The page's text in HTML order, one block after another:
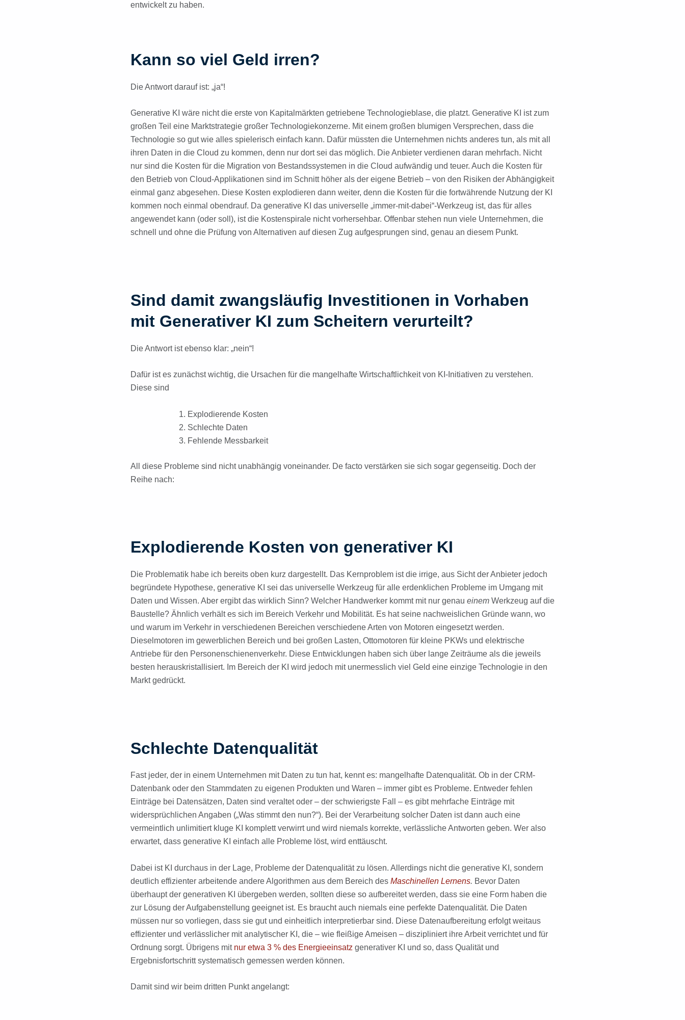
entwickelt zu haben.
Kann so viel Geld irren?
Die Antwort darauf ist: „ja“!
Generative KI wäre nicht die erste von Kapitalmärkten getriebene Technologieblase, die platzt. Generative KI ist zum
großen Teil eine Marktstrategie großer Technologiekonzerne. Mit einem großen blumigen Versprechen, dass die
Technologie so gut wie alles spielerisch einfach kann. Dafür müssten die Unternehmen nichts anderes tun, als mit all
ihren Daten in die Cloud zu kommen, denn nur dort sei das möglich. Die Anbieter verdienen daran mehrfach. Nicht
nur sind die Kosten für die Migration von Bestandssystemen in die Cloud aufwändig und teuer. Auch die Kosten für
den Betrieb von Cloud-Applikationen sind im Schnitt höher als der eigene Betrieb – von den Risiken der Abhängigkeit
einmal ganz abgesehen. Diese Kosten explodieren dann weiter, denn die Kosten für die fortwährende Nutzung der KI
kommen noch einmal obendrauf. Da generative KI das universelle „immer-mit-dabei“-Werkzeug ist, das für alles
angewendet kann (oder soll), ist die Kostenspirale nicht vorhersehbar. Offenbar stehen nun viele Unternehmen, die
schnell und ohne die Prüfung von Alternativen auf diesen Zug aufgesprungen sind, genau an diesem Punkt.
Sind damit zwangsläufig Investitionen in Vorhaben
mit Generativer KI zum Scheitern verurteilt?
Die Antwort ist ebenso klar: „nein“!
Dafür ist es zunächst wichtig, die Ursachen für die mangelhafte Wirtschaftlichkeit von KI-Initiativen zu verstehen.
Diese sind
Explodierende Kosten
Schlechte Daten
Fehlende Messbarkeit
All diese Probleme sind nicht unabhängig voneinander. De facto verstärken sie sich sogar gegenseitig. Doch der
Reihe nach:
Explodierende Kosten von generativer KI
Die Problematik habe ich bereits oben kurz dargestellt. Das Kernproblem ist die irrige, aus Sicht der Anbieter jedoch
begründete Hypothese, generative KI sei das universelle Werkzeug für alle erdenklichen Probleme im Umgang mit
Daten und Wissen. Aber ergibt das wirklich Sinn? Welcher Handwerker kommt mit nur genau einem Werkzeug auf die
Baustelle? Ähnlich verhält es sich im Bereich Verkehr und Mobilität. Es hat seine nachweislichen Gründe wann, wo
und warum im Verkehr in verschiedenen Bereichen verschiedene Arten von Motoren eingesetzt werden.
Dieselmotoren im gewerblichen Bereich und bei großen Lasten, Ottomotoren für kleine PKWs und elektrische
Antriebe für den Personenschienenverkehr. Diese Entwicklungen haben sich über lange Zeiträume als die jeweils
besten herauskristallisiert. Im Bereich der KI wird jedoch mit unermesslich viel Geld eine einzige Technologie in den
Markt gedrückt.
Schlechte Datenqualität
Fast jeder, der in einem Unternehmen mit Daten zu tun hat, kennt es: mangelhafte Datenqualität. Ob in der CRM-
Datenbank oder den Stammdaten zu eigenen Produkten und Waren – immer gibt es Probleme. Entweder fehlen
Einträge bei Datensätzen, Daten sind veraltet oder – der schwierigste Fall – es gibt mehrfache Einträge mit
widersprüchlichen Angaben („Was stimmt den nun?“). Bei der Verarbeitung solcher Daten ist dann auch eine
vermeintlich unlimitiert kluge KI komplett verwirrt und wird niemals korrekte, verlässliche Antworten geben. Wer also
erwartet, dass generative KI einfach alle Probleme löst, wird enttäuscht.
Dabei ist KI durchaus in der Lage, Probleme der Datenqualität zu lösen. Allerdings nicht die generative KI, sondern
deutlich effizienter arbeitende andere Algorithmen aus dem Bereich des Maschinellen Lernens. Bevor Daten
überhaupt der generativen KI übergeben werden, sollten diese so aufbereitet werden, dass sie eine Form haben die
zur Lösung der Aufgabenstellung geeignet ist. Es braucht auch niemals eine perfekte Datenqualität. Die Daten
müssen nur so vorliegen, dass sie gut und einheitlich interpretierbar sind. Diese Datenaufbereitung erfolgt weitaus
effizienter und verlässlicher mit analytischer KI, die – wie fleißige Ameisen – diszipliniert ihre Arbeit verrichtet und für
Ordnung sorgt. Übrigens mit nur etwa 3 % des Energieeinsatz generativer KI und so, dass Qualität und
Ergebnisfortschritt systematisch gemessen werden können.
Damit sind wir beim dritten Punkt angelangt: